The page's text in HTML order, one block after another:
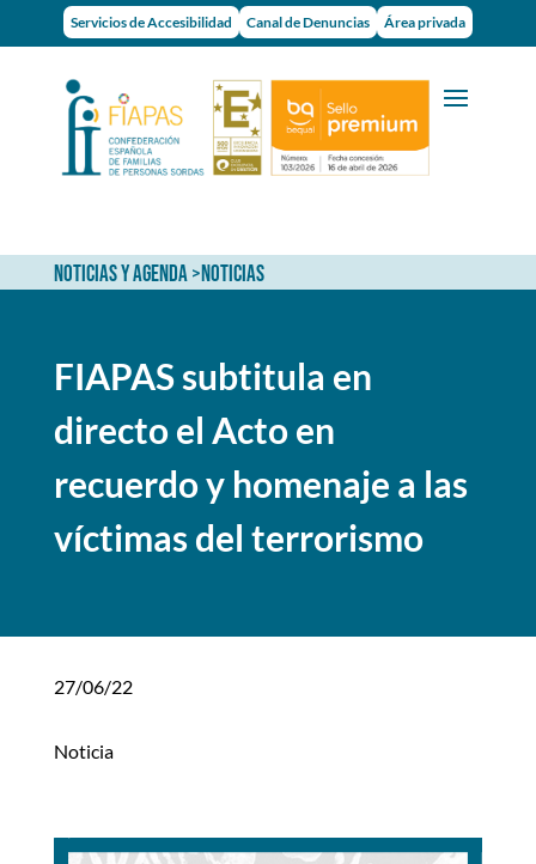
Servicios de Accesibilidad Canal de Denuncias Área privada
NOTICIAS Y AGENDA>NOTICIAS
FIAPAS subtitula en
directo el Acto en
recuerdo y homenaje a las
víctimas del terrorismo
27/06/22
Noticia